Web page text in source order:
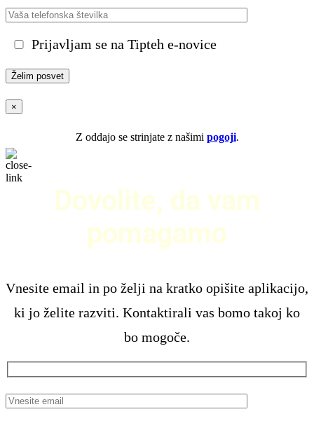
Prijavljam se na Tipteh e-novice
×
Z oddajo se strinjate z našimi pogoji.
Dovolite, da vam
pomagamo
Vnesite email in po želji na kratko opišite aplikacijo,
ki jo želite razviti. Kontaktirali vas bomo takoj ko
bo mogoče.